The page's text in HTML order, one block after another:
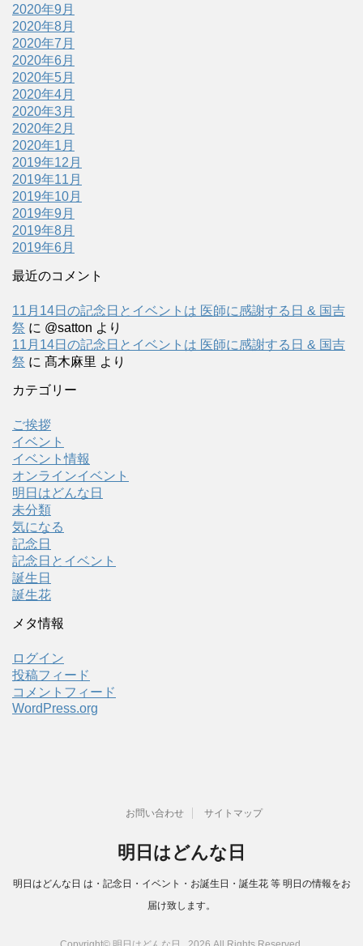
2020年9月
2020年8月
2020年7月
2020年6月
2020年5月
2020年4月
2020年3月
2020年2月
2020年1月
2019年12月
2019年11月
2019年10月
2019年9月
2019年8月
2019年6月
最近のコメント
11月14日の記念日とイベントは 医師に感謝する日 & 国吉
祭 に @satton より
11月14日の記念日とイベントは 医師に感謝する日 & 国吉
祭 に 髙木麻里 より
カテゴリー
ご挨拶
イベント
イベント情報
オンラインイベント
明日はどんな日
未分類
気になる
記念日
記念日とイベント
誕生日
誕生花
メタ情報
ログイン
投稿フィード
コメントフィード
WordPress.org
お問い合わせ サイトマップ
明日はどんな日
明日はどんな日 は・記念日・イベント・お誕生日・誕生花 等 明日の情報をお
届け致します。